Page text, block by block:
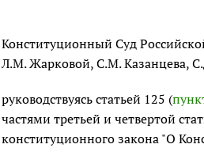
Конституционный Суд
Л.М. Жарковой, С.М. Казанцева,
руководствуясь статьей 125 (
частями третьей и четвертой
конституционного закона "О